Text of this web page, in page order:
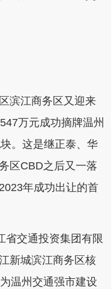
江商务区又迎来
万元成功摘牌温州
。这是继正泰、华
区CBD之后又一落
年成功出让的首
交通投资集团有限
新城滨江商务区核
温州交通强市建设